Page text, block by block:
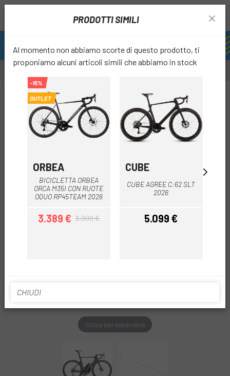
OUTLET
Clicca per espandere
PRODOTTI SIMILI
Al momento non abbiamo scorte di questo prodotto, ti
proponiamo alcuni articoli simili che abbiamo in stock
-15%
OUTLET
ORBEA
BICICLETTA ORBEA
ORCA M35I CON RUOTE
OQUO RP45TEAM 2026
Prezzo
3.389 €Prezzo base
3.999 €
CUBE
CUBE AGREE C:62 SLT
2026
Prezzo
5.099 €
CHIUDI